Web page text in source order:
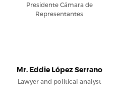
Presidente Cámara de
Representantes
Mr. Eddie López Serrano
Lawyer and political analyst